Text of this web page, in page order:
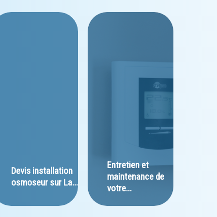
﻿Devis installation
osmoseur sur La...
Entretien et
maintenance de
votre...